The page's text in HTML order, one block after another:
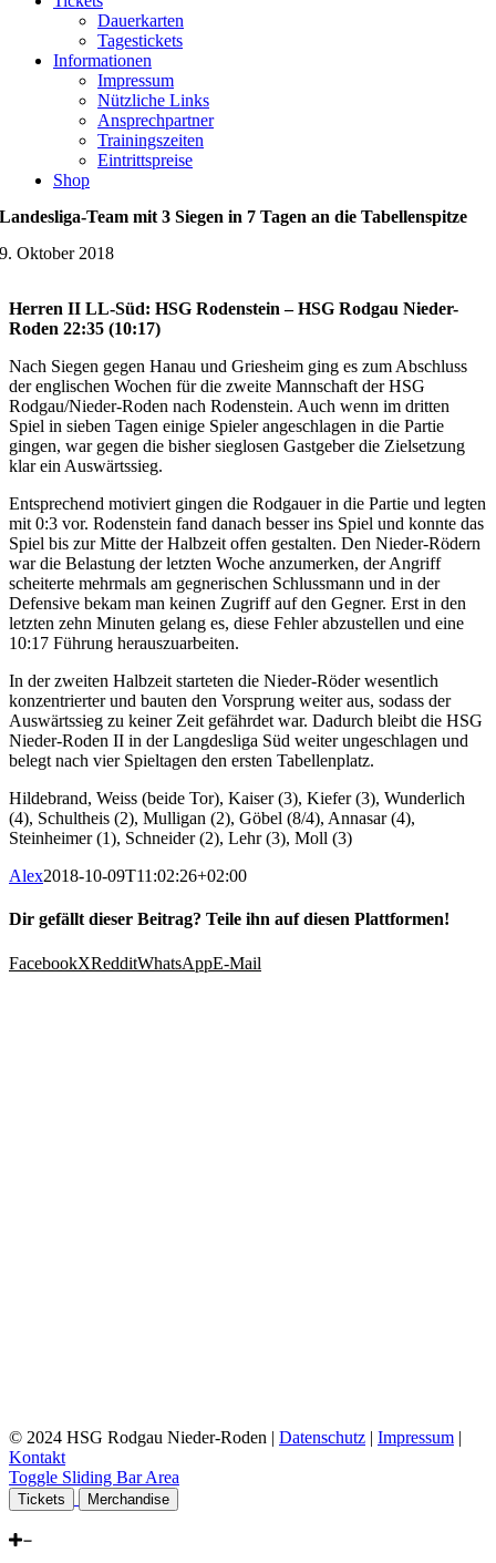
Dauerkarten
Tagestickets
Informationen
Impressum
Nützliche Links
Ansprechpartner
Trainingszeiten
Eintrittspreise
Shop
Landesliga-Team mit 3 Siegen in 7 Tagen an die Tabellenspitze
9. Oktober 2018
Herren II LL-Süd: HSG Rodenstein – HSG Rodgau Nieder-
Roden 22:35 (10:17)
Nach Siegen gegen Hanau und Griesheim ging es zum Abschluss
der englischen Wochen für die zweite Mannschaft der HSG
Rodgau/Nieder-Roden nach Rodenstein. Auch wenn im dritten
Spiel in sieben Tagen einige Spieler angeschlagen in die Partie
gingen, war gegen die bisher sieglosen Gastgeber die Zielsetzung
klar ein Auswärtssieg.
Entsprechend motiviert gingen die Rodgauer in die Partie und legten
mit 0:3 vor. Rodenstein fand danach besser ins Spiel und konnte das
Spiel bis zur Mitte der Halbzeit offen gestalten. Den Nieder-Rödern
war die Belastung der letzten Woche anzumerken, der Angriff
scheiterte mehrmals am gegnerischen Schlussmann und in der
Defensive bekam man keinen Zugriff auf den Gegner. Erst in den
letzten zehn Minuten gelang es, diese Fehler abzustellen und eine
10:17 Führung herauszuarbeiten.
In der zweiten Halbzeit starteten die Nieder-Röder wesentlich
konzentrierter und bauten den Vorsprung weiter aus, sodass der
Auswärtssieg zu keiner Zeit gefährdet war. Dadurch bleibt die HSG
Nieder-Roden II in der Langdesliga Süd weiter ungeschlagen und
belegt nach vier Spieltagen den ersten Tabellenplatz.
Hildebrand, Weiss (beide Tor), Kaiser (3), Kiefer (3), Wunderlich
(4), Schultheis (2), Mulligan (2), Göbel (8/4), Annasar (4),
Steinheimer (1), Schneider (2), Lehr (3), Moll (3)
Alex2018-10-09T11:02:26+02:00
Dir gefällt dieser Beitrag? Teile ihn auf diesen Plattformen!
FacebookXRedditWhatsAppE-Mail
© 2024 HSG Rodgau Nieder-Roden | Datenschutz | Impressum |
Kontakt
Toggle Sliding Bar Area
Tickets Merchandise